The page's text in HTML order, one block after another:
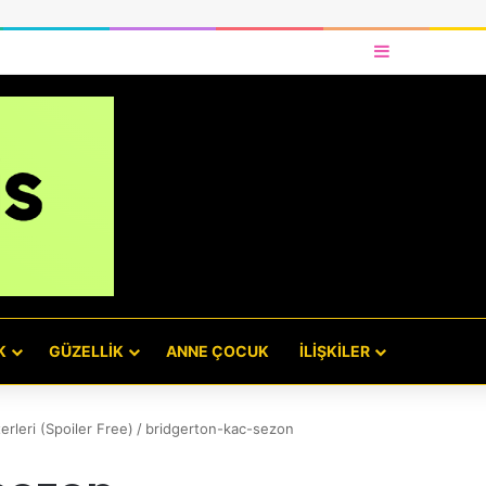
Kenar
GÜZELLIK ANNE ÇOCUK İLIŞKILER
(Spoiler Free) / bridgerton-kac-sezon